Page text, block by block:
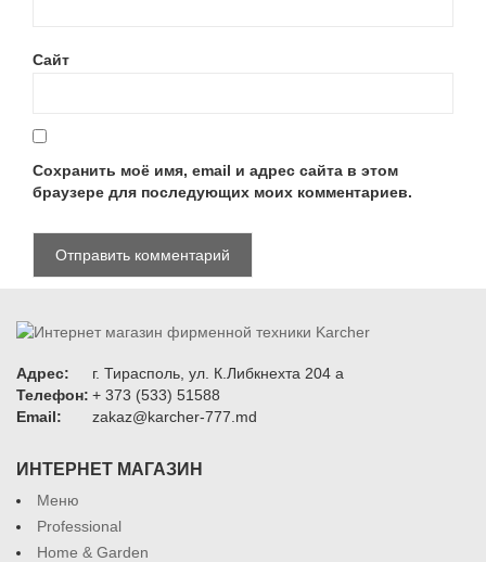
Сайт
Сохранить моё имя, email и адрес сайта в этом
браузере для последующих моих комментариев.
Адрес:
г. Тирасполь, ул. К.Либкнехта 204 а
Телефон: + 373 (533) 51588
Email:
zakaz@karcher-777.md
ИНТЕРНЕТ МАГАЗИН
Меню
Professional
Home & Garden